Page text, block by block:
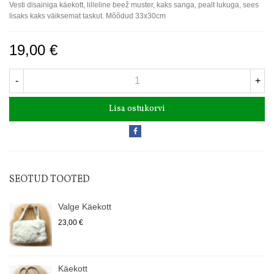
Vesti disainiga käekott, lilleline beež muster, kaks sanga, pealt lukuga, sees
lisaks kaks väiksemat taskut. Mõõdud 33x30cm
19,00 €
- +
Lisa ostukorvi
SEOTUD TOOTED
Valge Käekott
23,00 €
Käekott